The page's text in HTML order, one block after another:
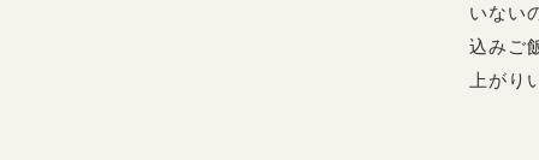
いない
込みご
上がり